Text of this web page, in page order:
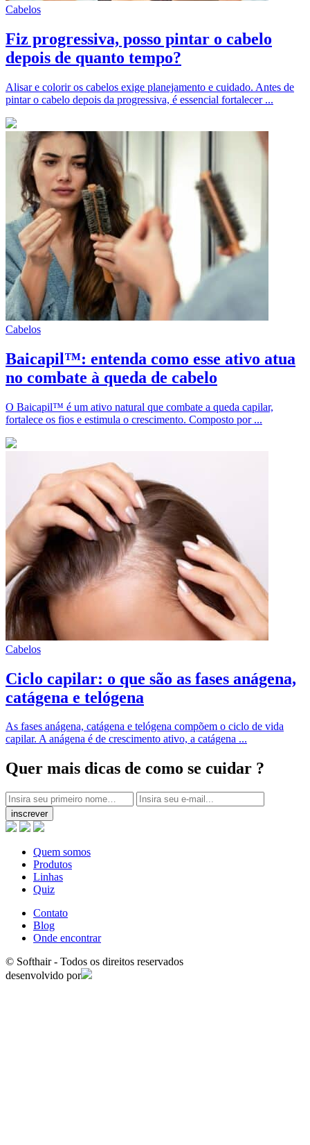
Cabelos
Fiz progressiva, posso pintar o cabelo
depois de quanto tempo?
Alisar e colorir os cabelos exige planejamento e cuidado. Antes de
pintar o cabelo depois da progressiva, é essencial fortalecer ...
Cabelos
Baicapil™: entenda como esse ativo atua
no combate à queda de cabelo
O Baicapil™ é um ativo natural que combate a queda capilar,
fortalece os fios e estimula o crescimento. Composto por ...
Cabelos
Ciclo capilar: o que são as fases anágena,
catágena e telógena
As fases anágena, catágena e telógena compõem o ciclo de vida
capilar. A anágena é de crescimento ativo, a catágena ...
Quer mais dicas de como se cuidar ?
inscrever
Quem somos
Produtos
Linhas
Quiz
Contato
Blog
Onde encontrar
© Softhair - Todos os direitos reservados
desenvolvido por